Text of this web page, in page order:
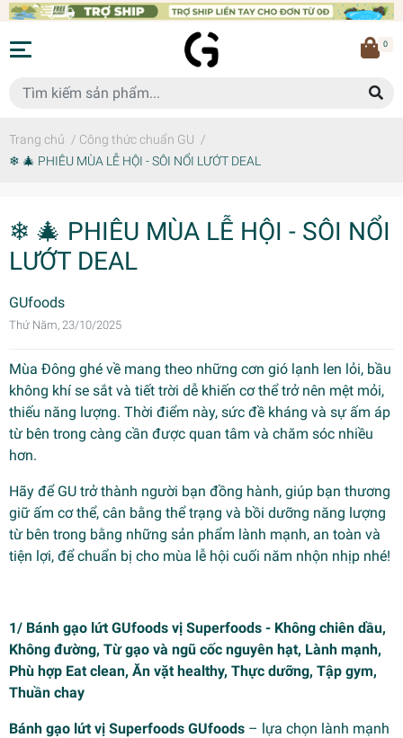
0
Trang chủ / Công thức chuẩn GU /
❄ 🎄 PHIÊU MÙA LỄ HỘI - SÔI NỔI LƯỚT DEAL
❄ 🎄 PHIÊU MÙA LỄ HỘI - SÔI NỔI
LƯỚT DEAL
GUfoods
Thứ Năm, 23/10/2025
Mùa Đông ghé về mang theo những cơn gió lạnh len lỏi, bầu
không khí se sắt và tiết trời dễ khiến cơ thể trở nên mệt mỏi,
thiếu năng lượng. Thời điểm này, sức đề kháng và sự ấm áp
từ bên trong càng cần được quan tâm và chăm sóc nhiều
hơn.
Hãy để GU trở thành người bạn đồng hành, giúp bạn thương
giữ ấm cơ thể, cân bằng thể trạng và bồi dưỡng năng lượng
từ bên trong bằng những sản phẩm lành mạnh, an toàn và
tiện lợi, để chuẩn bị cho mùa lễ hội cuối năm nhộn nhịp nhé!
1/ Bánh gạo lứt GUfoods vị Superfoods - Không chiên dầu,
Không đường, Từ gạo và ngũ cốc nguyên hạt, Lành mạnh,
Phù hợp Eat clean, Ăn vặt healthy, Thực dưỡng, Tập gym,
Thuần chay
Bánh gạo lứt vị Superfoods GUfoods – lựa chọn lành mạnh